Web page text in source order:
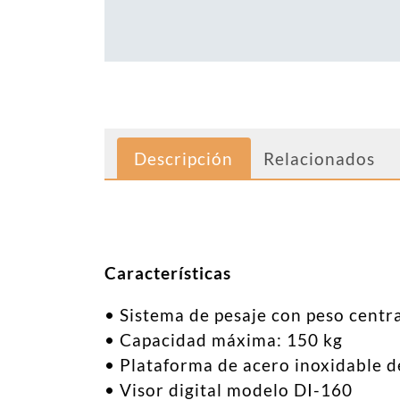
Descripción Relacionados
Características
• Sistema de pesaje con peso
• Capacidad máxima: 150 kg
• Plataforma de acero inoxidable
• Visor digital modelo DI-160